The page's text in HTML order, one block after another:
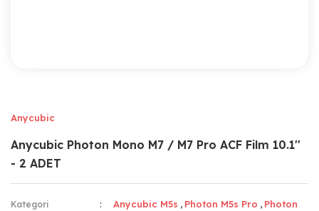
Anycubic
Anycubic Photon Mono M7 / M7 Pro ACF Film 10.1''
- 2 ADET
Kategori Anycubic M5s , Photon M5s Pro , Photon